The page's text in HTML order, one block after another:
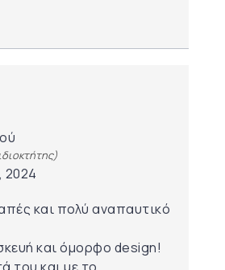
2024
και πολύ αναπαυτικό
και όμορφο design!